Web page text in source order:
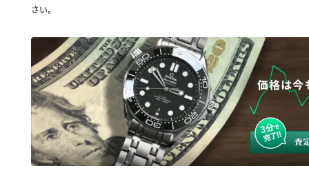
さい。